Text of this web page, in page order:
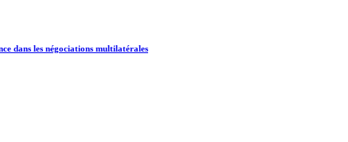
dans les négociations multilatérales